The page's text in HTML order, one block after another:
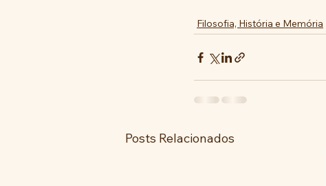
Filosofia, História e Memória
Posts Relacionados